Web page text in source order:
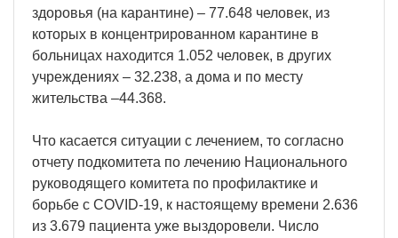
здоровья (на карантине) – 77.648 человек, из
которых в концентрированном карантине в
больницах находится 1.052 человек, в других
учреждениях – 32.238, а дома и по месту
жительства –44.368.
Что касается ситуации с лечением, то согласно
отчету подкомитета по лечению Национального
руководящего комитета по профилактике и
борьбе с COVID-19, к настоящему времени 2.636
из 3.679 пациента уже выздоровели. Число